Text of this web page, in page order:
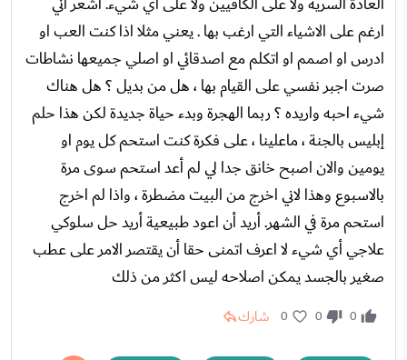
ارغم على الاشياء التي ارغب بها . يعني مثلا اذا كنت العب او
ادرس او اصمم او اتكلم مع اصدقائي او اصلي جميعها نشاطات
صرت اجبر نفسي على القيام بها ، هل من بديل ؟ هل هناك
شيء احبه واريده ؟ ربما الهجرة وبدء حياة جديدة لكن هذا حلم
إبليس بالجنة ، ماعلينا ، على فكرة كنت استحم كل يوم او
يومين والان اصبح خانق جدا لي لم أعد استحم سوى مرة
بالاسبوع وهذا لاني اخرج من البيت مضطرة ، واذا لم اخرج
استحم مرة في الشهر. أريد أن اعود طبيعية أريد حل سلوكي
علاجي أي شيء لا اعرف اتمنى حقا أن يقتصر الامر على عطب
صغير بالجسد يمكن اصلاحه ليس اكثر من ذلك
0
0
0 شارك